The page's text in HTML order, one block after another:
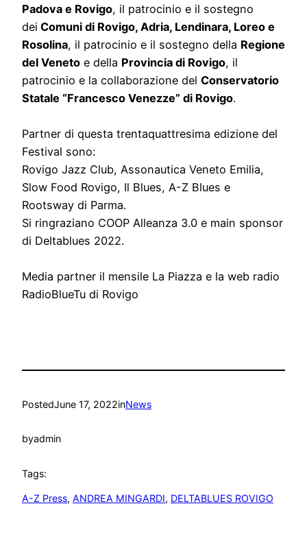
Padova e Rovigo, il patrocinio e il sostegno
dei Comuni di Rovigo, Adria, Lendinara, Loreo e
Rosolina, il patrocinio e il sostegno della Regione
del Veneto e della Provincia di Rovigo, il
patrocinio e la collaborazione del Conservatorio
Statale “Francesco Venezze” di Rovigo.
Partner di questa trentaquattresima edizione del
Festival sono:
Rovigo Jazz Club, Assonautica Veneto Emilia,
Slow Food Rovigo, Il Blues, A-Z Blues e
Rootsway di Parma.
Si ringraziano COOP Alleanza 3.0 e main sponsor
di Deltablues 2022.
Media partner il mensile La Piazza e la web radio
RadioBlueTu di Rovigo
PostedJune 17, 2022inNews
byadmin
Tags:
A-Z Press, ANDREA MINGARDI, DELTABLUES ROVIGO